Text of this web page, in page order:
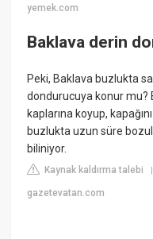
yemek.com
Baklava derin
Peki, Baklava buzlukta
dondurucuya konur mu?
kaplarına koyup,
buzlukta uzun süre
biliniyor.
Kaynak kaldırma talebi
gazetevatan.com